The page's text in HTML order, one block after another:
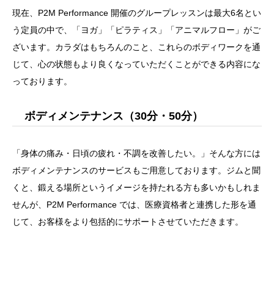
現在、P2M Performance 開催のグループレッスンは最大6名とい
う定員の中で、「ヨガ」「ピラティス」「アニマルフロー」がご
ざいます。カラダはもちろんのこと、これらのボディワークを通
じて、心の状態もより良くなっていただくことができる内容にな
っております。
ボディメンテナンス（30分・50分）
「身体の痛み・日頃の疲れ・不調を改善したい。」そんな方には
ボディメンテナンスのサービスもご用意しております。ジムと聞
くと、鍛える場所というイメージを持たれる方も多いかもしれま
せんが、P2M Performance では、医療資格者と連携した形を通
じて、お客様をより包括的にサポートさせていただきます。